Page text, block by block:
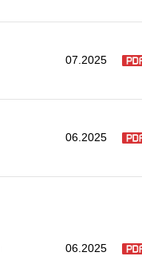
07.2025
06.2025
06.2025